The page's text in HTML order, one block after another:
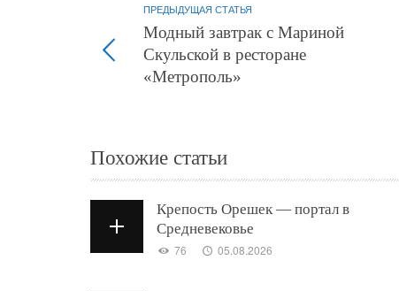
ПРЕДЫДУЩАЯ СТАТЬЯ
Модный завтрак с Мариной
Скульской в ресторане
«Метрополь»
Похожие статьи
Крепость Орешек — портал в
Средневековье
76 05.08.2026